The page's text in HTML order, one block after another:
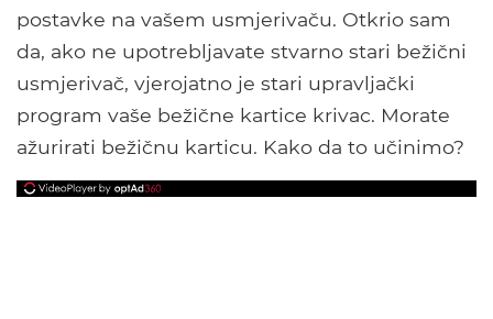
postavke na vašem usmjerivaču. Otkrio sam
da, ako ne upotrebljavate stvarno stari bežični
usmjerivač, vjerojatno je stari upravljački
program vaše bežične kartice krivac. Morate
ažurirati bežičnu karticu. Kako da to učinimo?